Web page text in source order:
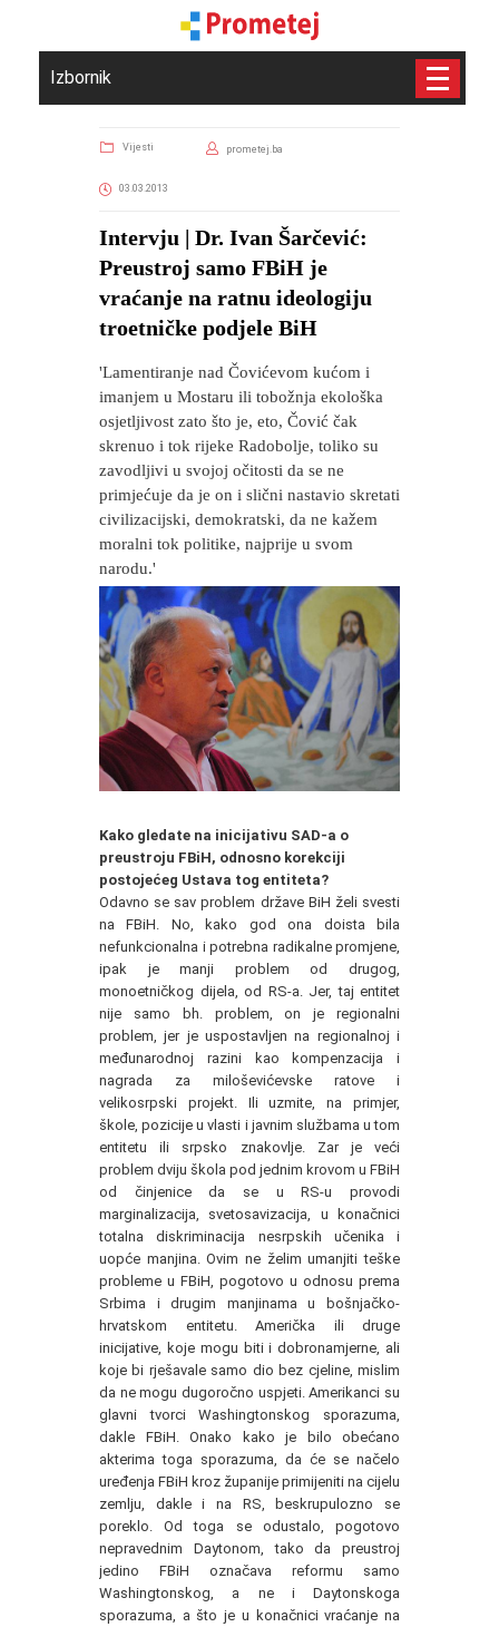
Izbornik
Vijesti prometej.ba
03.03.2013
Intervju | Dr. Ivan Šarčević:
Preustroj samo FBiH je
vraćanje na ratnu ideologiju
troetničke podjele BiH
'Lamentiranje nad Čovićevom kućom i
imanjem u Mostaru ili tobožnja ekološka
osjetljivost zato što je, eto, Čović čak
skrenuo i tok rijeke Radobolje, toliko su
zavodljivi u svojoj očitosti da se ne
primjećuje da je on i slični nastavio skretati
civilizacijski, demokratski, da ne kažem
moralni tok politike, najprije u svom
narodu.'
Kako gledate na inicijativu SAD-a o
preustroju FBiH, odnosno korekciji
postojećeg Ustava tog entiteta?
Odavno se sav problem države BiH želi svesti
na FBiH. No, kako god ona doista bila
nefunkcionalna i potrebna radikalne promjene,
ipak je manji problem od drugog,
monoetničkog dijela, od RS-a. Jer, taj entitet
nije samo bh. problem, on je regionalni
problem, jer je uspostavljen na regionalnoj i
međunarodnoj razini kao kompenzacija i
nagrada za miloševićevske ratove i
velikosrpski projekt. Ili uzmite, na primjer,
škole, pozicije u vlasti i javnim službama u tom
entitetu ili srpsko znakovlje. Zar je veći
problem dviju škola pod jednim krovom u FBiH
od činjenice da se u RS-u provodi
marginalizacija, svetosavizacija, u konačnici
totalna diskriminacija nesrpskih učenika i
uopće manjina. Ovim ne želim umanjiti teške
probleme u FBiH, pogotovo u odnosu prema
Srbima i drugim manjinama u bošnjačko-
hrvatskom entitetu. Američka ili druge
inicijative, koje mogu biti i dobronamjerne, ali
koje bi rješavale samo dio bez cjeline, mislim
da ne mogu dugoročno uspjeti. Amerikanci su
glavni tvorci Washingtonskog sporazuma,
dakle FBiH. Onako kako je bilo obećano
akterima toga sporazuma, da će se načelo
uređenja FBiH kroz županije primijeniti na cijelu
zemlju, dakle i na RS, beskrupulozno se
poreklo. Od toga se odustalo, pogotovo
nepravednim Daytonom, tako da preustroj
jedino FBiH označava reformu samo
Washingtonskog, a ne i Daytonskoga
sporazuma, a što je u konačnici vraćanje na